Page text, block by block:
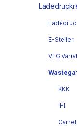
E-Steller
VTG
KKK
IHI